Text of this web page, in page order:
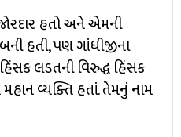
હતો અને એમની
હતી, પણ ગાંધીજીના
લડતની વિરુદ્ધ હિંસક
વ્યક્તિ હતાં. તેમનું નામ